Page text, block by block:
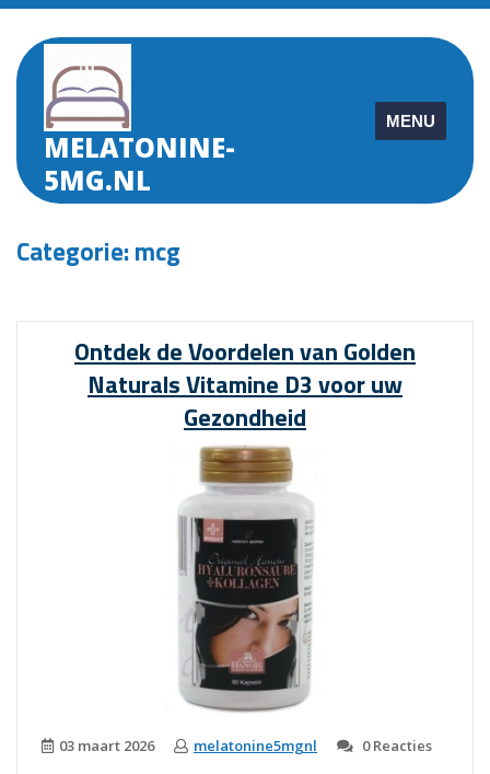
Skip
content
MELATONINE-
5MG.NL
MENU
Categorie:mcg
Ontdek de Voordelen van Golden
Naturals Vitamine D3 voor uw
Gezondheid
03 maart 2026 melatonine5mgnl 0 Reacties